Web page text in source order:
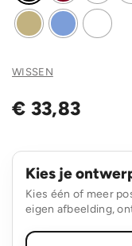
WISSEN
€ 33,83
Kies je
Kies één of meer
eigen afbeelding,